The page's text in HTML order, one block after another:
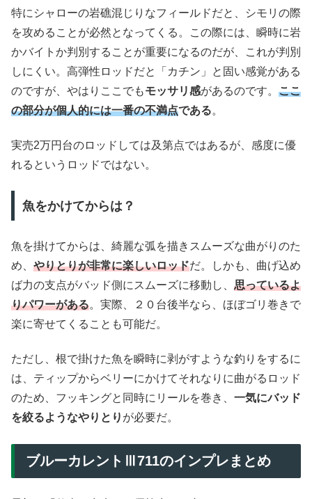
特にシャローの岩礁混じりなフィールドだと、シモリの際
を攻めることが必然となってくる。この際には、瞬時に岩
かバイトか判別することが重要になるのだが、これが判別
しにくい。高弾性ロッドだと「カチン」と固い感覚がある
のですが、やはりここでもモッサリ感があるのです。 ここ
の部分が個人的には一番の不満点である。
実売2万円台のロッドしては及第点ではあるが、感度に優
れるというロッドではない。
魚をかけてからは？
魚を掛けてからは、綺麗な弧を描きスムーズな曲がりのた
め、 やりとりが非常に楽しいロッドだ。しかも、曲げ込め
ば力の支点がバッド側にスムーズに移動し、 思っているよ
りパワーがある。実際、２０台後半なら、ほぼゴリ巻きで
楽に寄せてくることも可能だ。
ただし、根で掛けた魚を瞬時に剥がすような釣りをするに
は、ティップからベリーにかけてそれなりに曲がるロッド
のため、フッキングと同時にリールを巻き、 一気にバッド
を絞るようなやりとり が必要だ。
ブルーカレントⅢ711のインプレまとめ